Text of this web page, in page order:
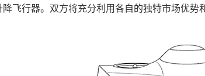
降飞行器。双方将充分利用各自的独特市场优势